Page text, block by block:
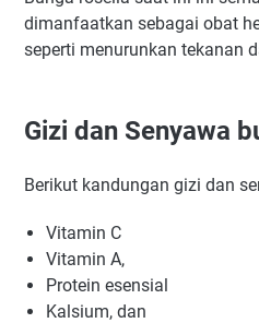
dimanfaatkan sebagai obat
seperti menurunkan tekanan
Gizi dan Senyawa
Berikut kandungan gizi dan
Vitamin C
Vitamin A,
Protein esensial
Kalsium, dan